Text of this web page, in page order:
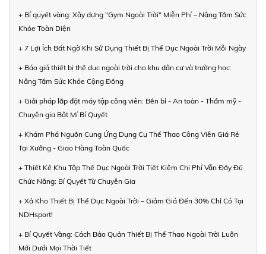
+ Bí quyết vàng: Xây dựng "Gym Ngoài Trời" Miễn Phí – Nâng Tầm Sức
Khỏe Toàn Diện
+ 7 Lợi Ích Bất Ngờ Khi Sử Dụng Thiết Bị Thể Dục Ngoài Trời Mỗi Ngày
+ Báo giá thiết bị thể dục ngoài trời cho khu dân cư và trường học:
Nâng Tầm Sức Khỏe Cộng Đồng
+ Giải pháp lắp đặt máy tập công viên: Bền bỉ - An toàn - Thẩm mỹ -
Chuyên gia Bật Mí Bí Quyết
+ Khám Phá Nguồn Cung Ứng Dụng Cụ Thể Thao Công Viên Giá Rẻ
Tại Xưởng - Giao Hàng Toàn Quốc
+ Thiết Kế Khu Tập Thể Dục Ngoài Trời Tiết Kiệm Chi Phí Vẫn Đầy Đủ
Chức Năng: Bí Quyết Từ Chuyên Gia
+ Xả Kho Thiết Bị Thể Dục Ngoài Trời – Giảm Giá Đến 30% Chỉ Có Tại
NDHsport!
+ Bí Quyết Vàng: Cách Bảo Quản Thiết Bị Thể Thao Ngoài Trời Luôn
Mới Dưới Mọi Thời Tiết